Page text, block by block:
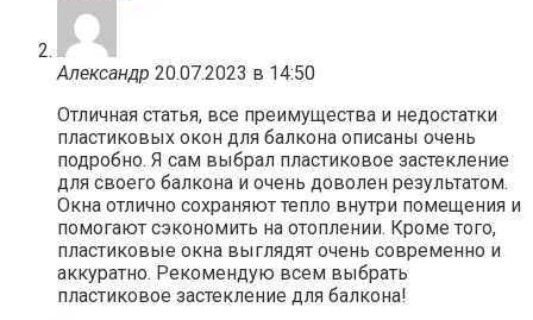
Александр 20.07.2023 в 14:50
Отличная статья, все преимущества и недостатки
пластиковых окон для балкона описаны очень
подробно. Я сам выбрал пластиковое застекление
для своего балкона и очень доволен результатом.
Окна отлично сохраняют тепло внутри помещения и
помогают сэкономить на отоплении. Кроме того,
пластиковые окна выглядят очень современно и
аккуратно. Рекомендую всем выбрать
пластиковое застекление для балкона!